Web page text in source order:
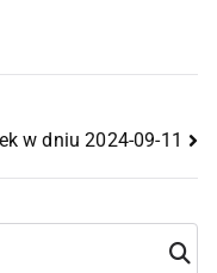
w dniu 2024-09-11
Szuka
j